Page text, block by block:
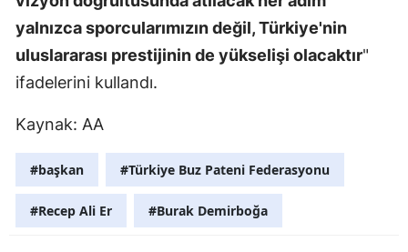
Muş
Rize
yalnızca sporcularımızın değil, Türkiye'nin
uluslararası prestijinin de yükselişi olacaktır"
ifadelerini kullandı.
Kaynak: AA
#başkan #Türkiye Buz Pateni Federasyonu
#Recep Ali Er #Burak Demirboğa